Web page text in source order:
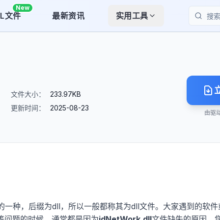
文件
New
最新资讯
实用工具
搜索
文件大小：
233.97KB
更新时间：
2025-08-23
由驱
种，后缀为dll，所以一般都称其为dll文件。大家遇到的软